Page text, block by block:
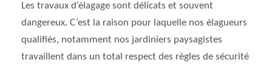
Les travaux d’élagage sont délicats et souvent
dangereux. C’est la raison pour laquelle nos élagueurs
qualifiés, notamment nos jardiniers paysagistes
travaillent dans un total respect des règles de sécurité